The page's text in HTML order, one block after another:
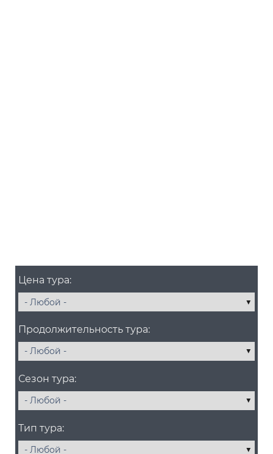
Цена тура:
Продолжительность тура:
Сезон тура:
Тип тура: